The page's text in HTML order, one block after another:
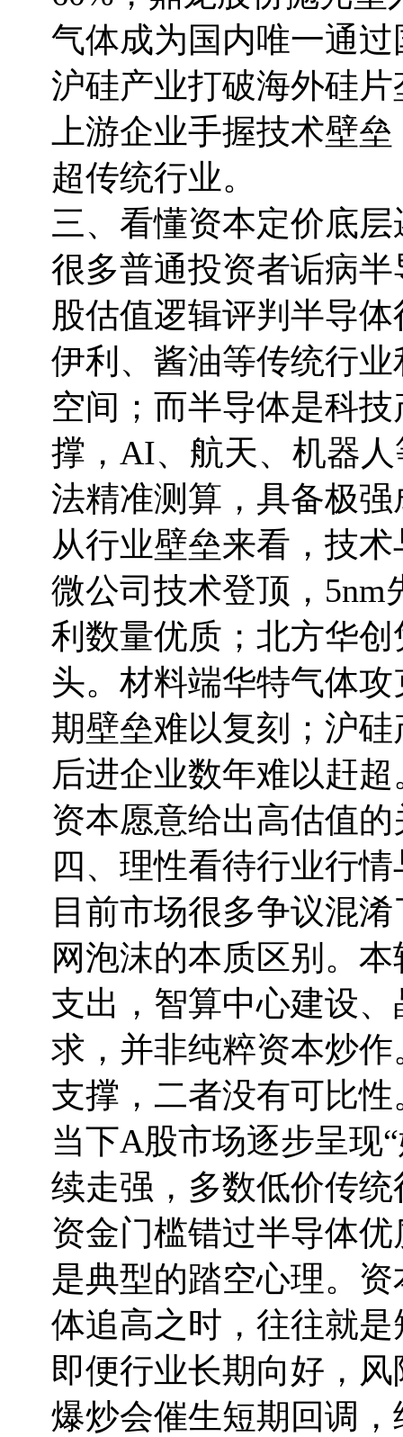
气体成为国内唯一通
沪硅产业打破海外硅
上游企业手握技术壁
超传统行业。
三、看懂资本定价底层
很多普通投资者诟病
股估值逻辑评判半导
伊利、酱油等传统行
空间；而半导体是科
撑，AI、航天、机器
法精准测算，具备极
从行业壁垒来看，技
微公司技术登顶，
利数量优质；北方华
头。材料端华特气体
期壁垒难以复刻；沪
后进企业数年难以赶
资本愿意给出高估值的
四、理性看待行业行
目前市场很多争议混
网泡沫的本质区别。
支出，智算中心建设
求，并非纯粹资本炒
支撑，二者没有可比性
当下A股市场逐步呈现
续走强，多数低价传
资金门槛错过半导体
是典型的踏空心理。
体追高之时，往往就
即便行业长期向好，
爆炒会催生短期回调